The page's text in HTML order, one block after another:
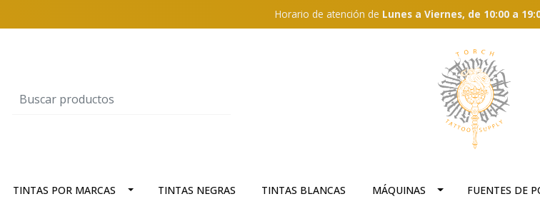
Horario de atención de Lunes a Viernes, de 10:00 a
TINTAS POR MARCAS TINTAS NEGRAS TINTAS BLANCAS MÁQUINAS FUENTES DE